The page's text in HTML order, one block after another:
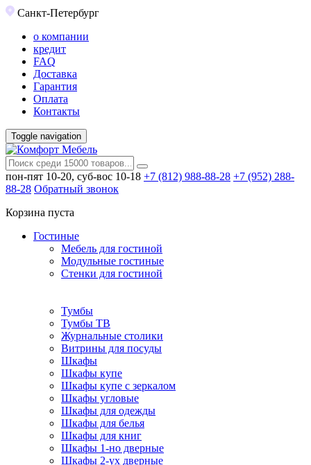
Санкт-Петербург
о компании
кредит
FAQ
Доставка
Гарантия
Оплата
Контакты
Toggle navigation
пон-пят 10-20, суб-вос 10-18 +7 (812) 988-88-28 +7 (952) 288-
88-28 Обратный звонок
Корзина пуста
Гостиные
Мебель для гостиной
Модульные гостиные
Стенки для гостиной
Тумбы
Тумбы ТВ
Журнальные столики
Витрины для посуды
Шкафы
Шкафы купе
Шкафы купе с зеркалом
Шкафы угловые
Шкафы для одежды
Шкафы для белья
Шкафы для книг
Шкафы 1-но дверные
Шкафы 2-ух дверные